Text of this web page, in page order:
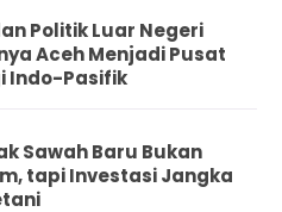
Politik Luar Negeri
Aceh Menjadi Pusat
Indo-Pasifik
Sawah Baru Bukan
tapi Investasi Jangka